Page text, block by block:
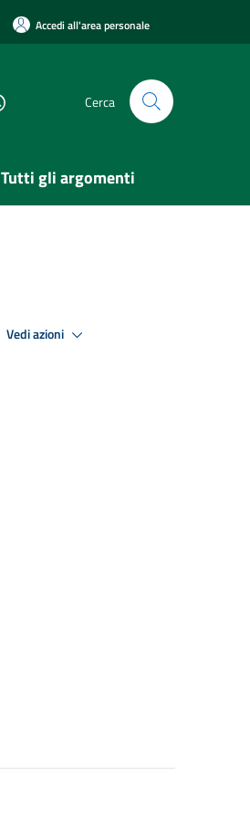
Accedi all'area personale
Cerca
Tutti gli argomenti
Vedi azioni